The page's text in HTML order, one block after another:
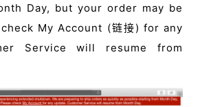
Day, but your order may be
My Account (链接) for any
Service will resume from